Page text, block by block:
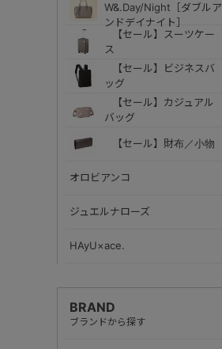
W&.Day/Night［ダブルア
ンドデイナイト］
【セール】スーツケー
ス
【セール】ビジネスバ
ッグ
【セール】カジュアル
バッグ
【セール】財布／小物
オロビアンコ
ジュエルナローズ
HAyU×ace.
BRAND
ブランドから探す